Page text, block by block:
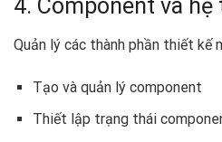
4. Component và
Quản lý các thành phần thiết kế
Tạo và quản lý component
Thiết lập trạng thái